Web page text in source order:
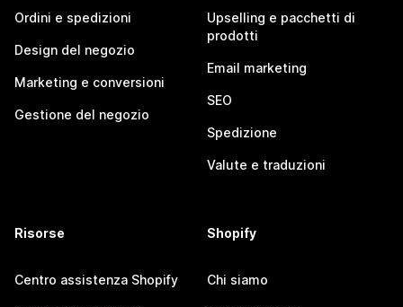
Ordini e spedizioni
Design del negozio
Marketing e conversioni
Gestione del negozio
Upselling e pacchetti di
prodotti
Email marketing
SEO
Spedizione
Valute e traduzioni
Risorse
Centro assistenza Shopify
Shopify
Chi siamo